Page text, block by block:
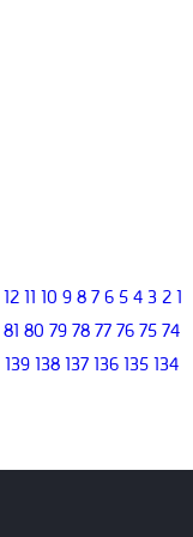
1
2
3
4
5
6
7
8
9
10
11
12
74
75
76
77
78
79
80
81
134
135
136
137
138
139